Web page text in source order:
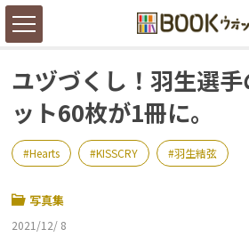
ユヅづくし！羽生選
ット60枚が1冊に。
Hearts KISSCRY 羽生結弦
写真集
2021/12/ 8